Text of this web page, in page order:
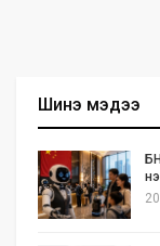
Шинэ мэдээ